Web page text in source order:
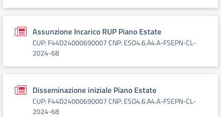
Assunzione Incarico RUP Piano Estate
CUP: F44D24000690007 CNP: ESO4.6.A4.A-FSEPN-CL-
2024-68
Disseminazione iniziale Piano Estate
CUP: F44D24000690007 CNP: ESO4.6.A4.A-FSEPN-CL-
2024-68